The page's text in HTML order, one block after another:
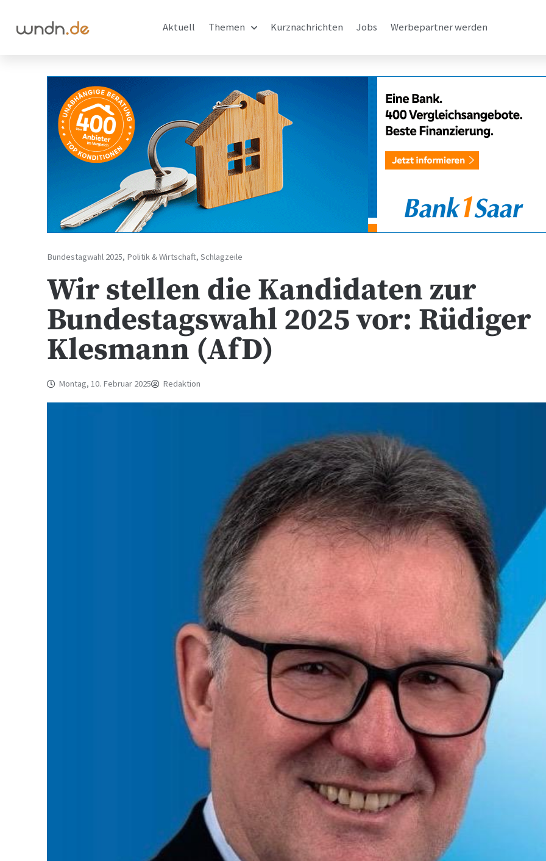
Aktuell Themen Kurznachrichten Jobs Werbepartner werden
Bundestagwahl 2025, Politik & Wirtschaft,Schlagzeile
Wir stellen die Kandidaten zur
Bundestagswahl 2025 vor: Rüdiger
Klesmann (AfD)
Montag, 10. Februar 2025 Redaktion